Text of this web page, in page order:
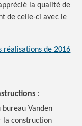
la qualité de
de celle-ci avec le
réalisations de 2016
:
Vanden
la construction